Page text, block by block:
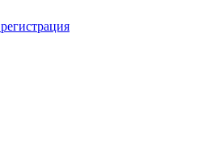
регистрация